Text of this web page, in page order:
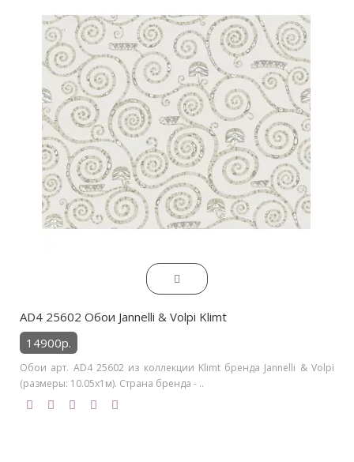
AD4 25602 Обои Jannelli & Volpi Klimt
14900р.
Обои арт. AD4 25602 из коллекции Klimt бренда Jannelli & Volpi
(размеры: 10.05х1м). Страна бренда - ..